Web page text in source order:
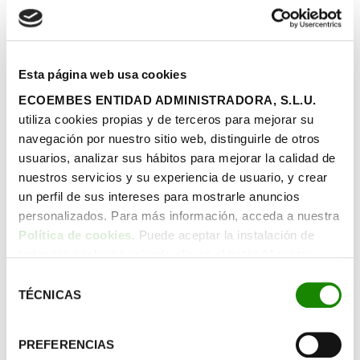
Esta página web usa cookies
ECOEMBES ENTIDAD ADMINISTRADORA, S.L.U.
utiliza cookies propias y de terceros para mejorar su
navegación por nuestro sitio web, distinguirle de otros
usuarios, analizar sus hábitos para mejorar la calidad de
nuestros servicios y su experiencia de usuario, y crear
un perfil de sus intereses para mostrarle anuncios
personalizados. Para más información, acceda a nuestra
Política de cookies. Puede aceptar la instalación de
botón “Configurar cookies”, o rechazar su instalación,
TÉCNICAS
PREFERENCIAS
convertir en una actividad familiar, en la que todos
producto que necesitamos. Porque apostar por la
slow fashiony las marcas sostenibles son un esencial
delecoverano.
El turismo sostenible supone un
despertar al «menos es más»
España vive un auténtico
de alojamientos
completado la transición energética hacia a las